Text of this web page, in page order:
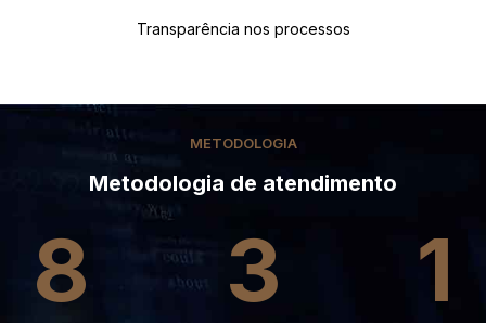
Transparência nos processos
METODOLOGIA
Metodologia de atendimento
8 3 1